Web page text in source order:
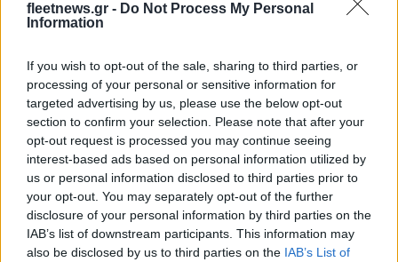
fleetnews.gr - Do Not Process My Personal
Information
If you wish to opt-out of the sale, sharing to third parties, or
processing of your personal or sensitive information for
targeted advertising by us, please use the below opt-out
section to confirm your selection. Please note that after your
opt-out request is processed you may continue seeing
interest-based ads based on personal information utilized by
us or personal information disclosed to third parties prior to
your opt-out. You may separately opt-out of the further
disclosure of your personal information by third parties on the
IAB’s list of downstream participants. This information may
also be disclosed by us to third parties on the IAB’s List of
κρίση παραλύει την
ευρωπαϊκή οικονομία
ανεξάρτητα από το
τελευταίο ψηφίο του ΑΦΜ
Νέο Audi A2 e-tron με στόχο την κορυφή της
αποδοτικότητας